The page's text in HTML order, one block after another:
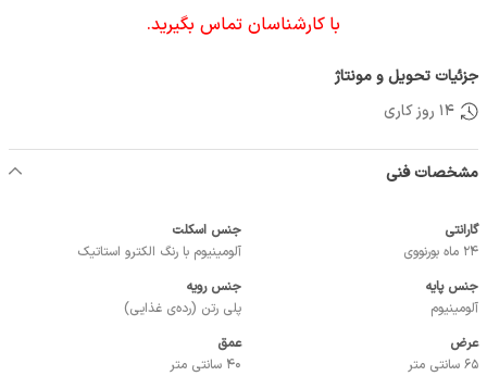
با کارشناسان تماس بگیرید.
جزئیات تحویل و مونتاژ
14 روز کاری
مشخصات فنی
گارانتی
24 ماه بورنووی
جنس اسکلت
آلومینیوم با رنگ الکترو استاتیک
جنس پایه
آلومینیوم
جنس رویه
پلی رتن (رده‌ی غذایی)
عرض
65 سانتی متر
عمق
40 سانتی متر